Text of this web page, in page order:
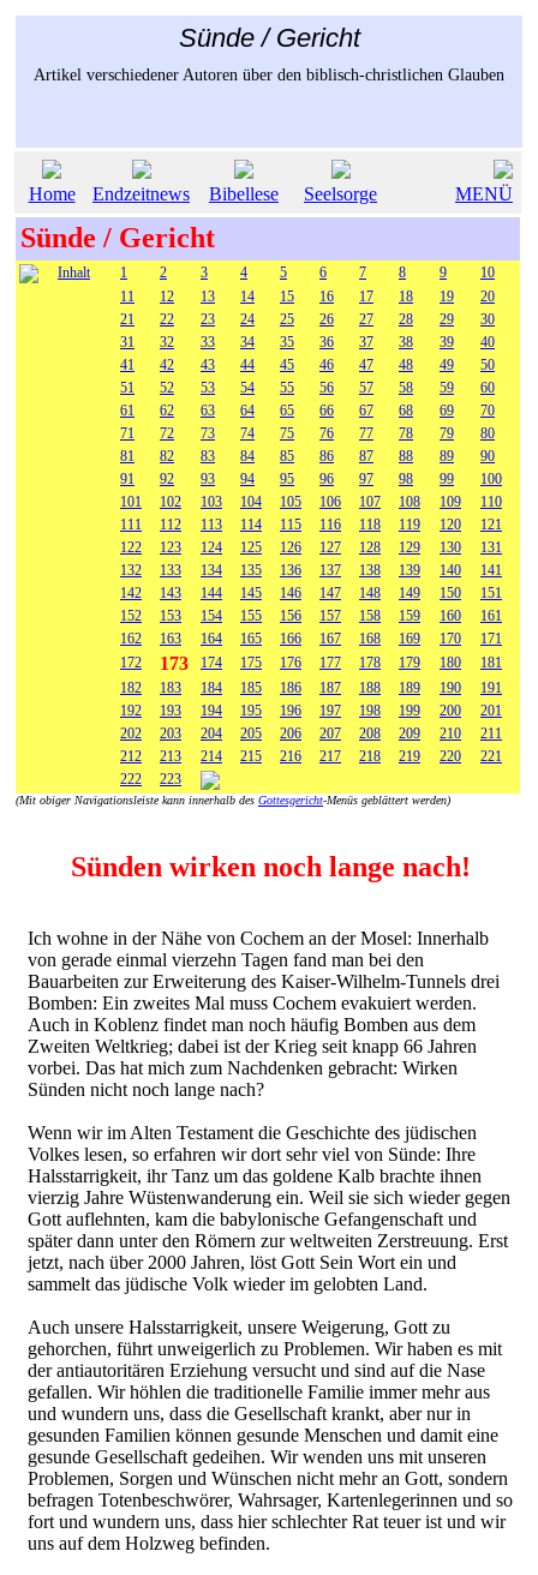
Sünde / Gericht
Artikel verschiedener Autoren über den biblisch-christlichen Glauben
Home Endzeitnews Bibellese Seelsorge MENÜ
Sünde / Gericht
Inhalt 1 2 3 4 5 6 7 8 9
10
11
12 13 14 15 16 17 18 19
20
21
22 23 24 25 26 27 28 29
30
31
32 33 34 35 36 37 38 39
40
41
42 43 44 45 46 47 48 49
50
51
52 53 54 55 56 57 58 59
60
61
62 63 64 65 66 67 68 69
70
71
72 73 74 75 76 77 78 79
80
81
82 83 84 85 86 87 88 89
90
91
92 93 94 95 96 97 98 99
100
101
102 103 104 105 106 107 108 109
110
111
112 113 114 115 116 118 119 120
121
122
123 124 125 126 127 128 129 130
131
132
133 134 135 136 137 138 139 140
141
142
143 144 145 146 147 148 149 150
151
152
153 154 155 156 157 158 159 160
161
162
163 164 165 166 167 168 169 170
171
172
173 174 175 176 177 178 179 180
181
182
183 184 185 186 187 188 189 190
191
192
193 194 195 196 197 198 199 200
201
202
203 204 205 206 207 208 209 210
211
212
213 214 215 216 217 218 219 220
221
222
223
(Mit obiger Navigationsleiste kann innerhalb des Gottesgericht-Menüs geblättert werden)
Sünden wirken noch lange nach!
Ich wohne in der Nähe von Cochem an der Mosel: Innerhalb
von gerade einmal vierzehn Tagen fand man bei den
Bauarbeiten zur Erweiterung des Kaiser-Wilhelm-Tunnels drei
Bomben: Ein zweites Mal muss Cochem evakuiert werden.
Auch in Koblenz findet man noch häufig Bomben aus dem
Zweiten Weltkrieg; dabei ist der Krieg seit knapp 66 Jahren
vorbei. Das hat mich zum Nachdenken gebracht: Wirken
Sünden nicht noch lange nach?
Wenn wir im Alten Testament die Geschichte des jüdischen
Volkes lesen, so erfahren wir dort sehr viel von Sünde: Ihre
Halsstarrigkeit, ihr Tanz um das goldene Kalb brachte ihnen
vierzig Jahre Wüstenwanderung ein. Weil sie sich wieder gegen
Gott auflehnten, kam die babylonische Gefangenschaft und
später dann unter den Römern zur weltweiten Zerstreuung. Erst
jetzt, nach über 2000 Jahren, löst Gott Sein Wort ein und
sammelt das jüdische Volk wieder im gelobten Land.
Auch unsere Halsstarrigkeit, unsere Weigerung, Gott zu
gehorchen, führt unweigerlich zu Problemen. Wir haben es mit
der antiautoritären Erziehung versucht und sind auf die Nase
gefallen. Wir höhlen die traditionelle Familie immer mehr aus
und wundern uns, dass die Gesellschaft krankt, aber nur in
gesunden Familien können gesunde Menschen und damit eine
gesunde Gesellschaft gedeihen. Wir wenden uns mit unseren
Problemen, Sorgen und Wünschen nicht mehr an Gott, sondern
befragen Totenbeschwörer, Wahrsager, Kartenlegerinnen und so
fort und wundern uns, dass hier schlechter Rat teuer ist und wir
uns auf dem Holzweg befinden.